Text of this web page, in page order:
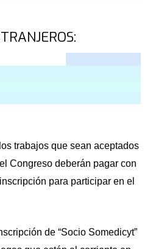
trabajos que sean aceptados
Congreso deberán pagar con
para participar en el
de “Socio Somedicyt”